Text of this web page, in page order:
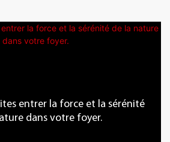
entrer la force et la sérénité
dans votre foyer.